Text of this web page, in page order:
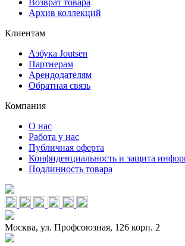
Возврат товара
Архив коллекций
Клиентам
Азбука Joutsen
Партнерам
Арендодателям
Обратная связь
Компания
О нас
Работа у нас
Публичная оферта
Конфиденциальность и защита
Подлинность товара
Москва, ул. Профсоюзная, 126 корп. 2